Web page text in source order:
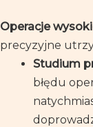
Operacje
precyzyjne
Studium
błędu